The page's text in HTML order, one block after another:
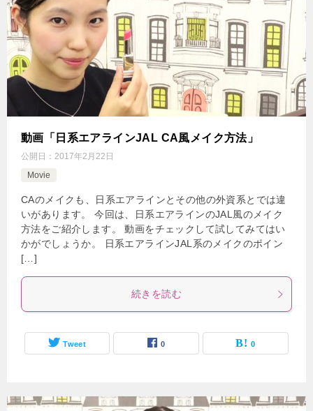
動画「日系エアラインJAL CA風メイク方法」
公開日： 2017年2月22日
Movie
CAのメイクも、日系エアラインとその他の外資系とでは違
いがあります。 今回は、日系エアラインのJAL風のメイク
方法をご紹介します。 動画をチェックして試してみてはい
かがでしょうか。 日系エアラインJAL系のメイクのポイン
[…]
続きを読む
Tweet 0 0